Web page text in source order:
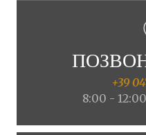
+39
8:00 -